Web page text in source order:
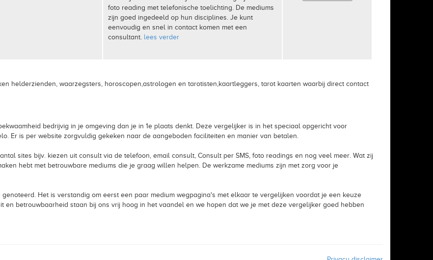
foto reading met telefonische toelichting. De mediums
zijn goed ingedeeld op hun disciplines. Je kunt
eenvoudig en snel in contact komen met een
consultant. lees verder
helderzienden, waarzegsters, horoscopen,astrologen en tarotisten,kaartleggers, tarot kaarten waarbij direct contact
bedrijvig in je omgeving dan je in 1e plaats denkt. Deze vergelijker is in het speciaal opgericht voor
Er is per website zorgvuldig gekeken naar de aangeboden faciliteiten en manier van betalen.
sites bijv. kiezen uit consult via de telefoon, email consult, Consult per SMS, foto readings en nog veel meer. Wat zij
hebt met betrouwbare mediums die je graag willen helpen. De werkzame mediums zijn met zorg voor je
Het is verstandig om eerst een paar medium wegpagina's met elkaar te vergelijken voordat je een keuze
en betrouwbaarheid staan bij ons vrij hoog in het vaandel en we hopen dat we je met deze vergelijker goed hebben